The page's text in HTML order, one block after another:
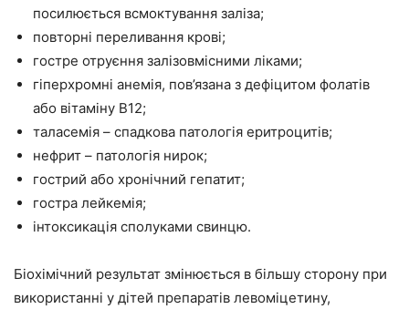
посилюється всмоктування заліза;
повторні переливання крові;
гостре отруєння залізовмісними ліками;
гіперхромні анемія, пов’язана з дефіцитом фолатів
або вітаміну В12;
таласемія – спадкова патологія еритроцитів;
нефрит – патологія нирок;
гострий або хронічний гепатит;
гостра лейкемія;
інтоксикація сполуками свинцю.
Біохімічний результат змінюється в більшу сторону при
використанні у дітей препаратів левоміцетину,